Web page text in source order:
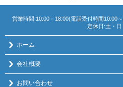
営業時間:10:00－18:00(電話受付時間10:00
定休日:土・日
ホーム
会社概要
お問い合わせ